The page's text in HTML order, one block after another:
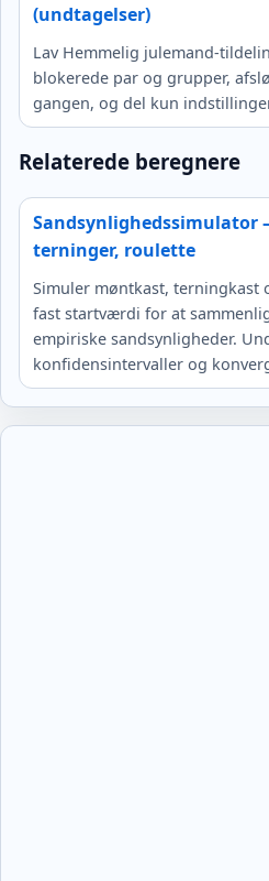
(undtagelser)
Lav Hemmelig julemand-
blokerede par og grupper,
gangen, og del kun
Relaterede beregnere
Sandsynlighedssimulator
terninger, roulette
Simuler møntkast, terningkast
fast startværdi for at
empiriske sandsynligheder.
konfidensintervaller og